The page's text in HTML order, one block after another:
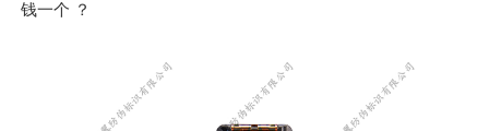
钱一个 ？